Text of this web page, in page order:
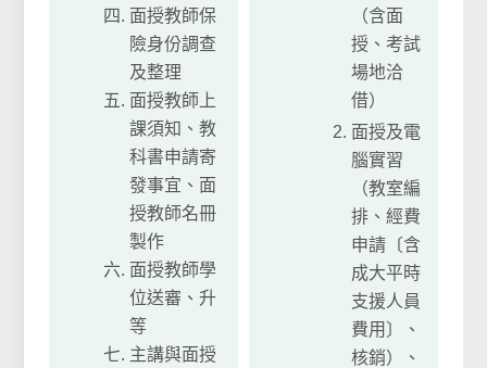
面授教師保
險身份調查
及整理
面授教師上
課須知、教
科書申請寄
發事宜、面
授教師名冊
製作
面授教師學
位送審、升
等
主講與面授
（含面
授、考試
場地洽
借）
面授及電
腦實習
（教室編
排、經費
申請〔含
成大平時
支援人員
費用〕、
核銷）、